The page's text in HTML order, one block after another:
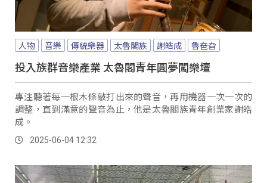
人物 音樂 傳統樂器 太魯閣族 謝皓成 魯夿旮
投入族群音樂產業 太魯閣青年圓夢闖樂壇
專注聽著每一根木條敲打出來的聲音，再用機器一次一次的
調整，直到滿意的聲音為止，他是太魯閣族青年創業家謝皓
成。
2025-06-04 12:32